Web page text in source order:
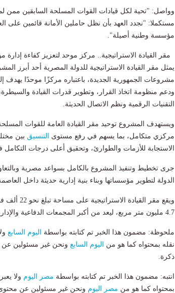
وواصل: "تحية لكل قيادات القوات المسلحة السابقين ممن لم
مستكملا: "نجدد العهد بأن نظل حاملين الأمانة قائمين على
مؤسسة وطنية أصيلة".
مقر القيادة الاستراتيجية.. مركز موحد لتعزيز كفاءة
يمثل مقر القيادة الاستراتيجية للدولة المصرية أحد أبرز
مشروعات الجمهورية الجديدة، باعتباره مركزًا موحدًا يهدف
ودعم منظومة اتخاذ القرار، وتطوير قدرات القيادة
التقنيات الرقمية ونظم الاتصال الحديثة.
ويستهدف المشروع توحيد مقر القيادة العامة للقوات
مركزي متكامل، بما يسهم في رفع مستوى
التنسيق بين
الاستجابة للأزمات والطوارئ، وتحقيق أعلى درجات التكامل
جرى تخطيط وتنفيذ المشروع بالكامل بسواعد مصرية
الدولة لتطوير مؤسساتها وبناء بنية إدارية حديثة داخل
ويقع مقر
4.7 مليون متر مربع، ليعد من أكبر المجمعات الدفاعية والإدارية في المنطقة.
ملحوظة: مضمون هذا الخبر تم كتابته بواسطة اليوم السابع
نقله بمحتواه كما هو من
اليوم السابع ونحن غير مسئولين عن
ذكرة.
انتبه: مضمون هذا الخبر تم كتابته بواسطة مصر اليوم ولا
بمحتواه كما هو من مصر اليوم ونحن غير مسئولين عن